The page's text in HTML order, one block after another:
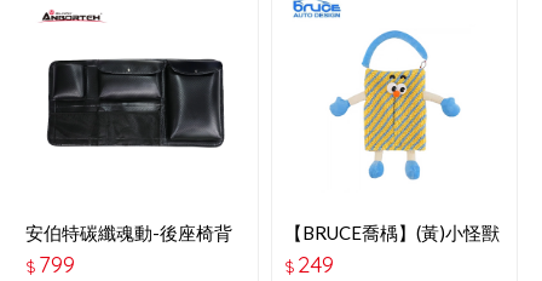
安伯特碳纖魂動-後座椅背
置物袋 ABT-A168
$ 799
【BRUCE喬楀】(黃)小怪獸
面紙套
$ 249